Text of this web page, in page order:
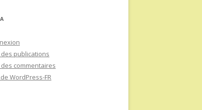
des publications
des commentaires
WordPress-FR